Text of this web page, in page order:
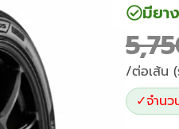
มียา
/ต่อเส้น (
✓จำน